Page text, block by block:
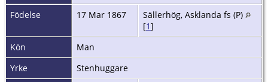
Födelse
17 Mar 1867
Sällerhög, Asklanda fs (P)
[1]
Kön
Man
Yrke
Stenhuggare